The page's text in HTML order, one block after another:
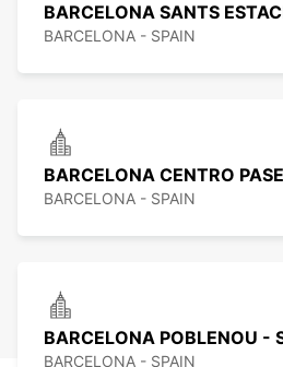
BARCELONA SANTS
BARCELONA - SPAIN
BARCELONA CENTRO
BARCELONA - SPAIN
BARCELONA POBLENOU -
BARCELONA - SPAIN